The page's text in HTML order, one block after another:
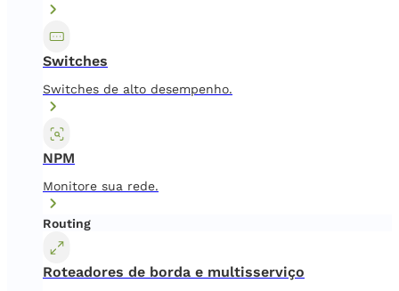
Switches
Switches de alto desempenho.
NPM
Monitore sua rede.
Routing
Roteadores de borda e multisserviço